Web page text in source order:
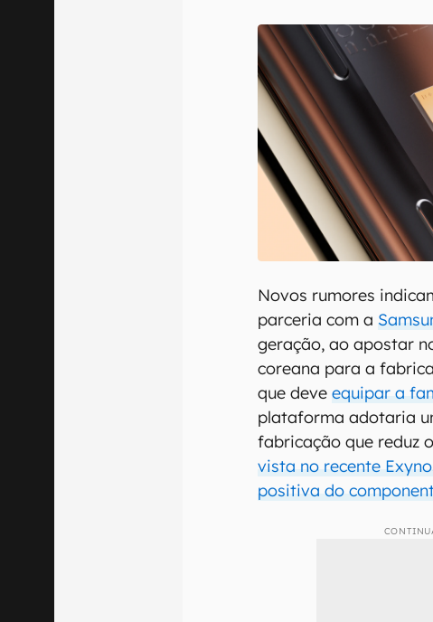
Confirmo que li,
Novos rumores
parceria com a
geração, ao apostar
coreana para a
que deveequipar a
plataforma adotaria
fabricação que reduz
vista no recente
positiva do